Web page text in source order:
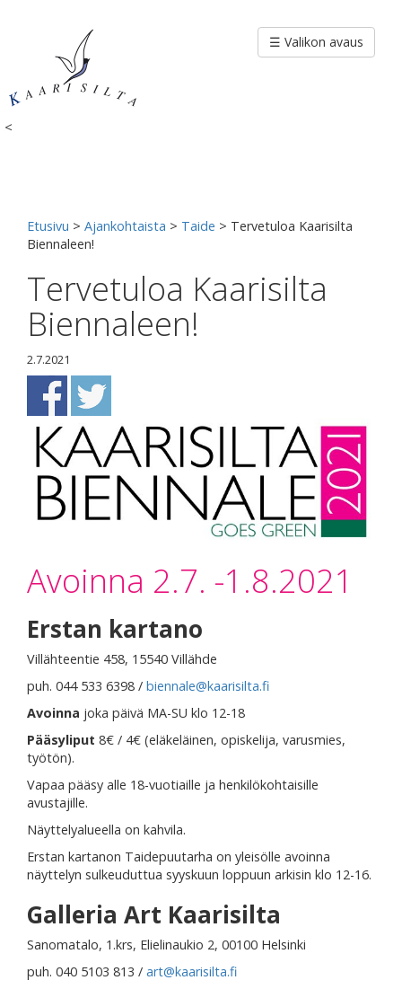
<
☰ Valikon avaus
Etusivu > Ajankohtaista > Taide > Tervetuloa Kaarisilta
Biennaleen!
Tervetuloa Kaarisilta
Biennaleen!
2.7.2021
Avoinna 2.7. -1.8.2021
Erstan kartano
Villähteentie 458, 15540 Villähde
puh. 044 533 6398 / biennale@kaarisilta.fi
Avoinna joka päivä MA-SU klo 12-18
Pääsyliput 8€ / 4€ (eläkeläinen, opiskelija, varusmies,
työtön).
Vapaa pääsy alle 18-vuotiaille ja henkilökohtaisille
avustajille.
Näyttelyalueella on kahvila.
Erstan kartanon Taidepuutarha on yleisölle avoinna
näyttelyn sulkeuduttua syyskuun loppuun arkisin klo 12-16.
Galleria Art Kaarisilta
Sanomatalo, 1.krs, Elielinaukio 2, 00100 Helsinki
puh. 040 5103 813 / art@kaarisilta.fi